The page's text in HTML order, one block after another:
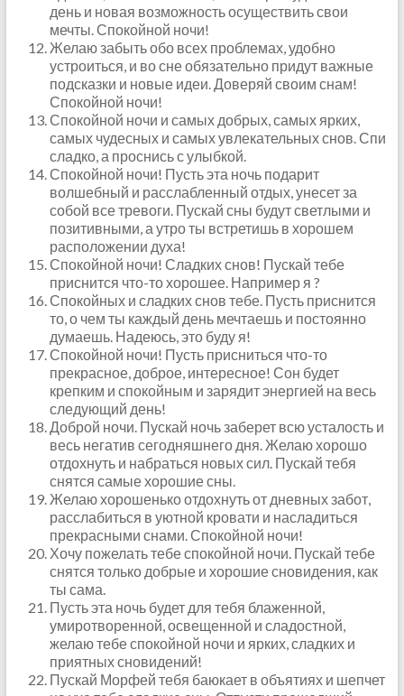
день и новая возможность осуществить свои
мечты. Спокойной ночи!
Желаю забыть обо всех проблемах, удобно
устроиться, и во сне обязательно придут важные
подсказки и новые идеи. Доверяй своим снам!
Спокойной ночи!
Спокойной ночи и самых добрых, самых ярких,
самых чудесных и самых увлекательных снов. Спи
сладко, а проснись с улыбкой.
Спокойной ночи! Пусть эта ночь подарит
волшебный и расслабленный отдых, унесет за
собой все тревоги. Пускай сны будут светлыми и
позитивными, а утро ты встретишь в хорошем
расположении духа!
Спокойной ночи! Сладких снов! Пускай тебе
приснится что-то хорошее. Например я ?
Спокойных и сладких снов тебе. Пусть приснится
то, о чем ты каждый день мечтаешь и постоянно
думаешь. Надеюсь, это буду я!
Спокойной ночи! Пусть присниться что-то
прекрасное, доброе, интересное! Сон будет
крепким и спокойным и зарядит энергией на весь
следующий день!
Доброй ночи. Пускай ночь заберет всю усталость и
весь негатив сегодняшнего дня. Желаю хорошо
отдохнуть и набраться новых сил. Пускай тебя
снятся самые хорошие сны.
Желаю хорошенько отдохнуть от дневных забот,
расслабиться в уютной кровати и насладиться
прекрасными снами. Спокойной ночи!
Хочу пожелать тебе спокойной ночи. Пускай тебе
снятся только добрые и хорошие сновидения, как
ты сама.
Пусть эта ночь будет для тебя блаженной,
умиротворенной, освещенной и сладостной,
желаю тебе спокойной ночи и ярких, сладких и
приятных сновидений!
Пускай Морфей тебя баюкает в объятиях и шепчет